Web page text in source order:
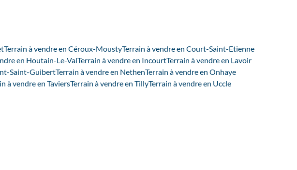
Terrain à vendre en Céroux-MoustyTerrain à vendre en Court-Saint-Etienne
en Houtain-Le-ValTerrain à vendre en IncourtTerrain à vendre en Lavoir
Saint-GuibertTerrain à vendre en NethenTerrain à vendre en Onhaye
à vendre en TaviersTerrain à vendre en TillyTerrain à vendre en Uccle